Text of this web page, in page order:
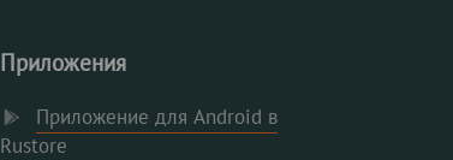
Приложения
Приложение для Android в
Rustore